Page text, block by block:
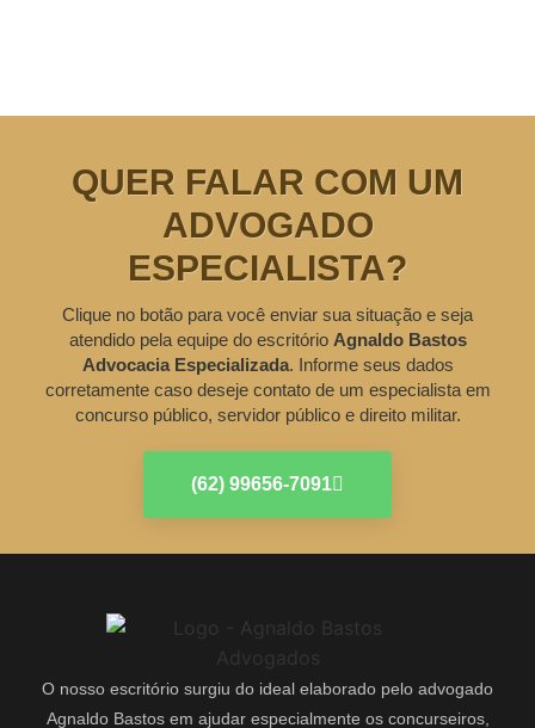
QUER FALAR COM UM
ADVOGADO
ESPECIALISTA?
Clique no botão para você enviar sua situação e seja
atendido pela equipe do escritório Agnaldo Bastos
Advocacia Especializada. Informe seus dados
corretamente caso deseje contato de um especialista em
concurso público, servidor público e direito militar.
(62) 99656-7091
O nosso escritório surgiu do ideal elaborado pelo advogado
Agnaldo Bastos em ajudar especialmente os concurseiros,